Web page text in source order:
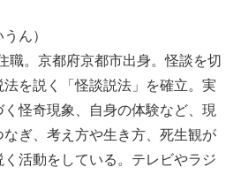
ん）
職。京都府京都市出身。怪談を切
法を説く「怪談説法」を確立。実
怪奇現象、自身の体験など、現
ぎ、考え方や生き方、死生観が
活動をしている。テレビやラジ